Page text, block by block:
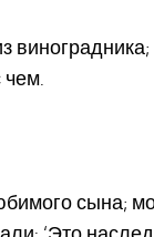
чем.
сына;